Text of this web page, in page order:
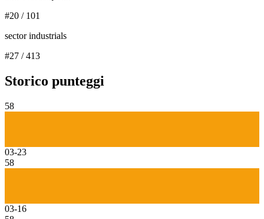
#20 / 101
sector industrials
#27 /413
Storico punteggi
58
03-23
58
03-16